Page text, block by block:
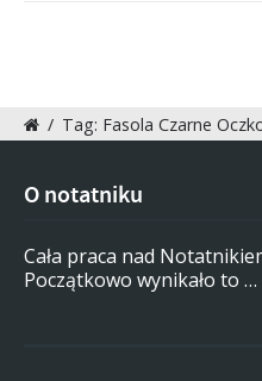
/ Tag: Fasola Czarne
O notatniku
Cała praca nad
Początkowo wynikało to …